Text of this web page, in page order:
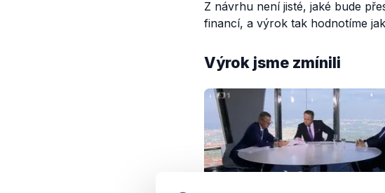
Z návrhu není jisté, jaké bude
financí, a výrok tak hodnotíme
Výrok jsme zmínili